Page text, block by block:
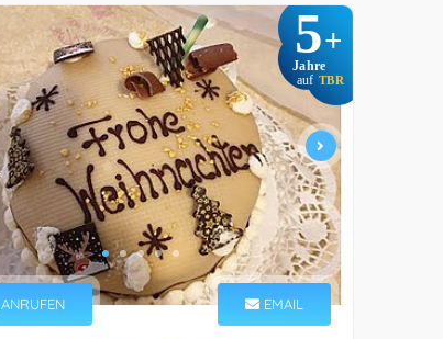
5+
Jahre
auf TBR
ANRUFEN EMAIL